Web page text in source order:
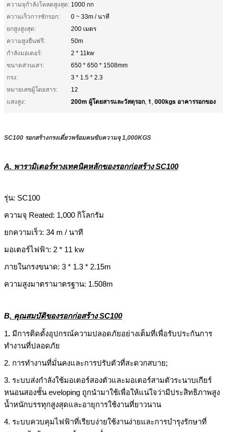
ความจุกำลังโหลดสูงสุด: 1000 กก
ความเร็วการชักรอก:
0 ~ 33m / นาที
ยกสูงสูงสุด:
200 เมตร
ความสูงยืนฟรี:
50m
กำลังมอเตอร์:
2 * 11kw
ขนาดส่วนเสา:
650 * 650 * 1508mm
กรง:
3 * 1.5 * 2.3
หมายเลขผู้โดยสาร:
12
แสงสูง:
200m ผู้โดยสารและวัสดุรอก, 1 , 000kgs อาคารรอกของ
SC100 รอกสร้างกรงเดี่ยวพร้อมคนขับความจุ 1,000KGS
A. พารามิเตอร์ทางเทคนิคหลักของรอกก่อสร้าง SC100
รุ่น: SC100
ความจุ Reated: 1,000 กิโลกรัม
ยกความเร็ว: 34 m / นาที
มอเตอร์ไฟฟ้า: 2 * 11 kw
ภายในกรงขนาด: 3 * 1.3 * 2.15m
ความสูงมาตรามาตรฐาน: 1.508m
B. คุณสมบัติของรอกก่อสร้าง SC100
1. มีการติดตั้งอุปกรณ์ความปลอดภัยอย่างเต็มที่เพื่อรับประกันการ
ทำงานที่ปลอดภัย
2. การทำงานที่มั่นคงและการปรับตัวที่สะดวกสบาย;
3. ระบบส่งกำลังใช้มอเตอร์สองตัวและมอเตอร์สามตัวระนาบเกียร์
หนอนสองชั้น eveloping ถูกนำมาใช้เพื่อให้แน่ใจว่ามีประสิทธิภาพสูง
น้ำหนักบรรทุกสูงสุดและอายุการใช้งานที่ยาวนาน
4. ระบบควบคุมไฟฟ้าที่เรียบง่ายใช้งานง่ายและการบำรุงรักษาที่